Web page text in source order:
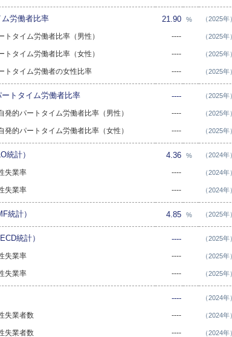
労働者比率 21.90 % （2025年）
トタイム労働者比率（男性） ---- （2025年）
トタイム労働者比率（女性） ---- （2025年）
トタイム労働者の女性比率 ---- （2025年）
トタイム労働者比率 ---- （2025年）
発的パートタイム労働者比率（男性） ---- （2025年）
発的パートタイム労働者比率（女性） ---- （2025年）
統計） 4.36 % （2024年）
失業率 ---- （2024年）
失業率 ---- （2024年）
統計） 4.85 % （2025年）
統計） ---- （2025年）
失業率 ---- （2025年）
失業率 ---- （2025年）
---- （2024年）
失業者数 ---- （2024年）
失業者数 ---- （2024年）